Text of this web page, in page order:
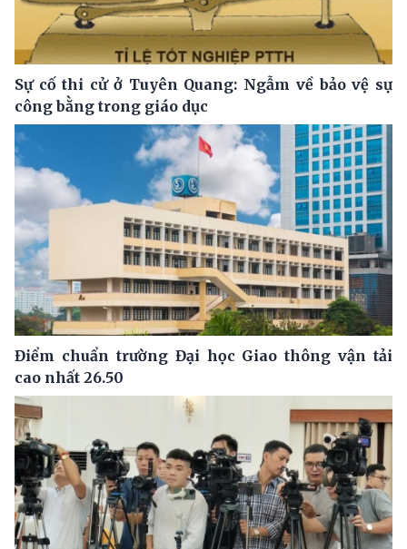
Sự cố thi cử ở Tuyên Quang: Ngẫm về bảo vệ sự
công bằng trong giáo dục
Điểm chuẩn trường Đại học Giao thông vận tải
cao nhất 26.50